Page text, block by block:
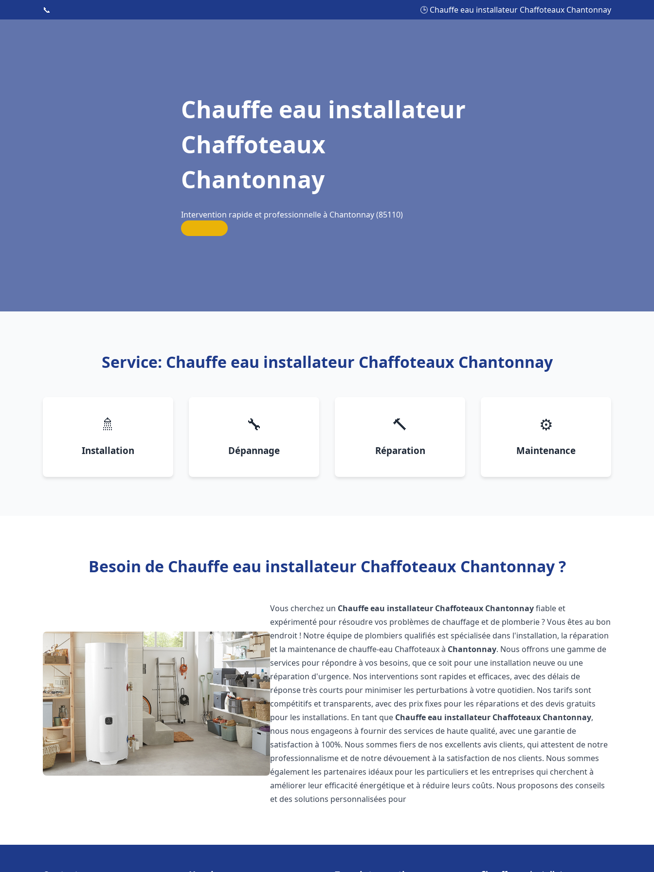
📞 🕒 Chauffe eau installateur Chaffoteaux Chantonnay
Chauffe eau installateur
Chaffoteaux
Chantonnay
Intervention rapide et professionnelle à Chantonnay (85110)
Service: Chauffe eau installateur Chaffoteaux Chantonnay
🚿
Installation
🔧
Dépannage
🔨
Réparation
⚙️
Maintenance
Besoin de Chauffe eau installateur Chaffoteaux Chantonnay ?
Vous cherchez un Chauffe eau installateur Chaffoteaux Chantonnayfiable et
expérimenté pour résoudre vos problèmes de chauffage et de plomberie ? Vous êtes au bon
endroit ! Notre équipe de plombiers qualifiés est spécialisée dans l'installation, la réparation
et la maintenance de chauffe-eau Chaffoteaux à Chantonnay. Nous offrons une gamme de
services pour répondre à vos besoins, que ce soit pour une installation neuve ou une
réparation d'urgence. Nos interventions sont rapides et efficaces, avec des délais de
réponse très courts pour minimiser les perturbations à votre quotidien. Nos tarifs sont
compétitifs et transparents, avec des prix fixes pour les réparations et des devis gratuits
pour les installations. En tant que Chauffe eau installateur Chaffoteaux Chantonnay,
nous nous engageons à fournir des services de haute qualité, avec une garantie de
satisfaction à 100%. Nous sommes fiers de nos excellents avis clients, qui attestent de notre
professionnalisme et de notre dévouement à la satisfaction de nos clients. Nous sommes
également les partenaires idéaux pour les particuliers et les entreprises qui cherchent à
améliorer leur efficacité énergétique et à réduire leurs coûts. Nous proposons des conseils
et des solutions personnalisées pour